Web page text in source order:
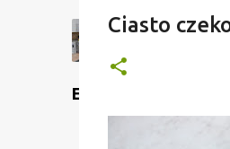
Etykiety
Ciasto